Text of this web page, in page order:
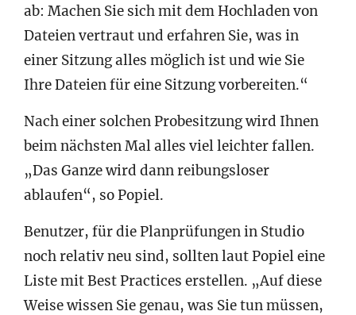
ab: Machen Sie sich mit dem Hochladen von
Dateien vertraut und erfahren Sie, was in
einer Sitzung alles möglich ist und wie Sie
Ihre Dateien für eine Sitzung vorbereiten.“
Nach einer solchen Probesitzung wird Ihnen
beim nächsten Mal alles viel leichter fallen.
„Das Ganze wird dann reibungsloser
ablaufen“, so Popiel.
Benutzer, für die Planprüfungen in Studio
noch relativ neu sind, sollten laut Popiel eine
Liste mit Best Practices erstellen. „Auf diese
Weise wissen Sie genau, was Sie tun müssen,